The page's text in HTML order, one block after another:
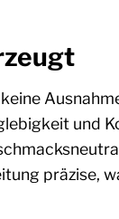
und
präzise,